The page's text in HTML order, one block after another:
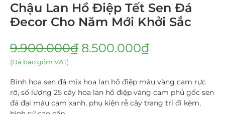
Chậu Lan Hồ Điệp Tết Sen Đá
Đecor Cho Năm Mới Khởi Sắc
9.900.000₫ 8.500.000₫
(Đã bao gồm VAT)
Bình hoa sen đá mix hoa lan hồ điệp màu vàng cam rực
rỡ, số lượng 25 cây hoa lan hồ điệp vàng cam phủ gốc sen
đá đại màu cam xanh, phụ kiện rễ cây trang trí đi kèm,